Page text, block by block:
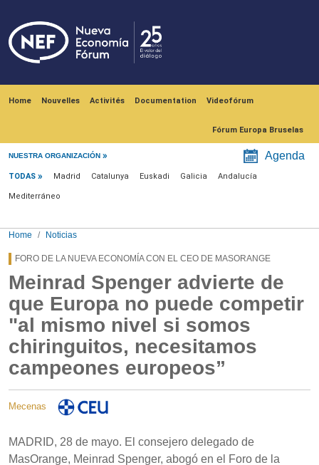
Home Nouvelles Activités Documentation Videofórum
Fórum Europa Bruselas
NUESTRA ORGANIZACIÓN Agenda
Menú noticias
TODAS Madrid Catalunya Euskadi Galicia Andalucía
Mediterráneo
Home Noticias
FORO DE LA NUEVA ECONOMÍA CON EL CEO DE MASORANGE
Meinrad Spenger advierte de
que Europa no puede competir
"al mismo nivel si somos
chiringuitos, necesitamos
campeones europeos”
Mecenas
MADRID, 28 de mayo. El consejero delegado de
MasOrange, Meinrad Spenger, abogó en el Foro de la